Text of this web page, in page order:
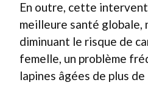
En outre, cette
meilleure santé globale,
diminuant le risque de
femelle, un problème
lapines âgées de plus de